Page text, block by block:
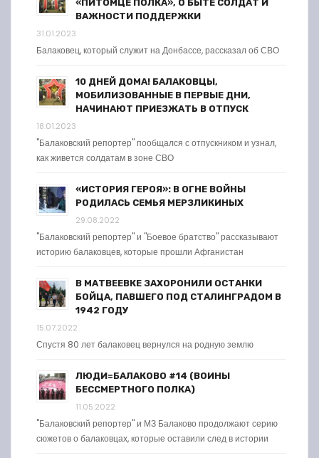
«ПИТОМЦЕ ПОЛКА», О БЫТЕ СОЛДАТ И
ВАЖНОСТИ ПОДДЕРЖКИ
31.01.2023
Балаковец, который служит на Донбассе, рассказал об СВО
10 ДНЕЙ ДОМА! БАЛАКОВЦЫ,
МОБИЛИЗОВАННЫЕ В ПЕРВЫЕ ДНИ,
НАЧИНАЮТ ПРИЕЗЖАТЬ В ОТПУСК
18.01.2023
"Балаковский репортер" пообщался с отпускником и узнал,
как живется солдатам в зоне СВО
«ИСТОРИЯ ГЕРОЯ»: В ОГНЕ ВОЙНЫ
РОДИЛАСЬ СЕМЬЯ МЕРЗЛИКИНЫХ
29.08.2022
"Балаковский репортер" и "Боевое братство" рассказывают
историю балаковцев, которые прошли Афганистан
В МАТВЕЕВКЕ ЗАХОРОНИЛИ ОСТАНКИ
БОЙЦА, ПАВШЕГО ПОД СТАЛИНГРАДОМ В
1942 ГОДУ
15.07.2022
Спустя 80 лет балаковец вернулся на родную землю
ЛЮДИ=БАЛАКОВО #14 (ВОИНЫ
БЕССМЕРТНОГО ПОЛКА)
11.05.2022
"Балаковский репортер" и МЗ Балаково продолжают серию
сюжетов о балаковцах, которые оставили след в истории